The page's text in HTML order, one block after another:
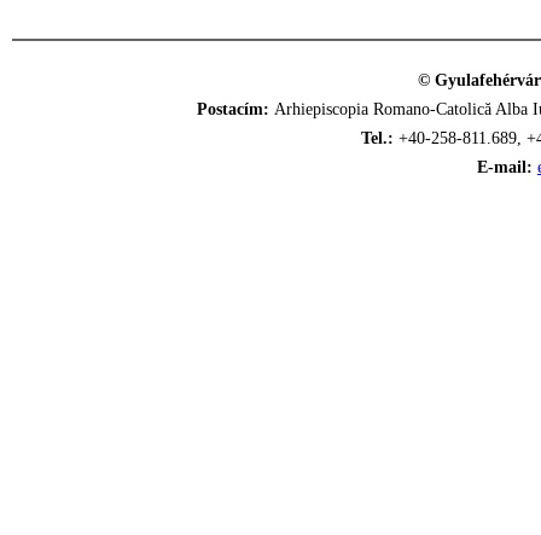
©
Postacím: Arhiepiscopia Romano-Catolică
Tel.: +40-258-811.689,
E-mail: